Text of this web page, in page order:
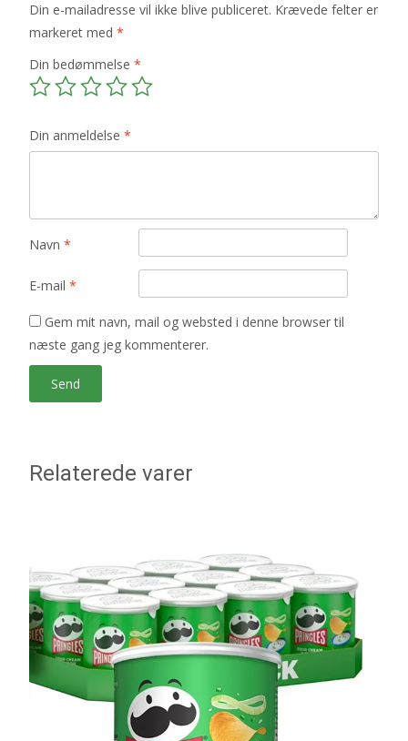
Din e-mailadresse vil ikke blive publiceret. Krævede felter er
markeret med *
Din bedømmelse *
Din anmeldelse *
Navn *
E-mail *
Gem mit navn, mail og websted i denne browser til
næste gang jeg kommenterer.
Relaterede varer